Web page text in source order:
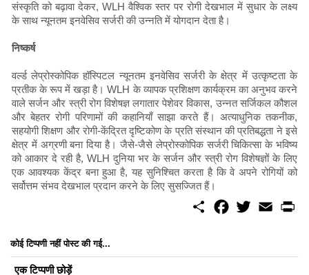
संस्कृति को बढ़ावा देकर, WLH वैश्विक स्तर पर रोगी देखभाल में सुधार के लक्ष्य
के साथ न्यूनतम इनवेसिव सर्जरी की उन्नति में योगदान देता है।
निष्कर्ष
वर्ल्ड लेप्रोस्कोपिक हॉस्पिटल न्यूनतम इनवेसिव सर्जरी के क्षेत्र में उत्कृष्टता के
प्रतीक के रूप में खड़ा है। WLH के व्यापक प्रशिक्षण कार्यक्रम का अनुभव करने
वाले सर्जन और स्त्री रोग विशेषज्ञ लगातार पेशेवर विकास, उन्नत सर्जिकल कौशल
और बेहतर रोगी परिणामों की कहानियाँ साझा करते हैं। अत्याधुनिक तकनीक,
सहयोगी शिक्षण और रोगी-केंद्रित दृष्टिकोण के प्रति संस्थान की प्रतिबद्धता ने इसे
क्षेत्र में अग्रणी बना दिया है। जैसे-जैसे लेप्रोस्कोपिक सर्जरी चिकित्सा के भविष्य
को आकार दे रही है, WLH दुनिया भर के सर्जन और स्त्री रोग विशेषज्ञों के लिए
एक आवश्यक केंद्र बना हुआ है, यह सुनिश्चित करता है कि वे अपने रोगियों को
सर्वोत्तम संभव देखभाल प्रदान करने के लिए सुसज्जित हैं।
S
o
w
e
E
m
कोई टिप्पणी नहीं पोस्ट की गई...
एक टिप्पणी छोड़ें